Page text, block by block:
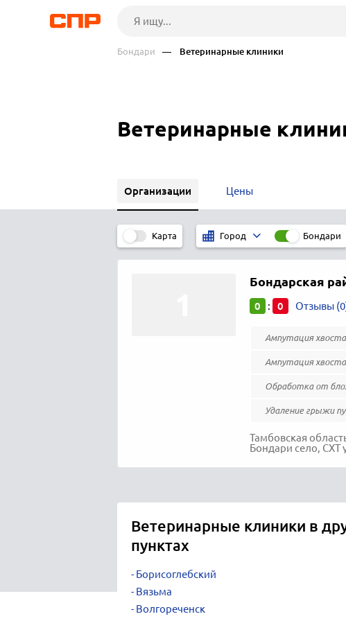
Бондари — Ветеринарные клиники
Ветеринарные
Организации Цены
Карта Город Бондари
Бондарская
0 : 0 Отзывы
Ампутация
Ампутация
Обработка от
Удаление грыжи
Тамбовская
Бондари село, СХТ
Ветеринарные клиники в
пунктах
Борисоглебский
Вязьма
Волгореченск